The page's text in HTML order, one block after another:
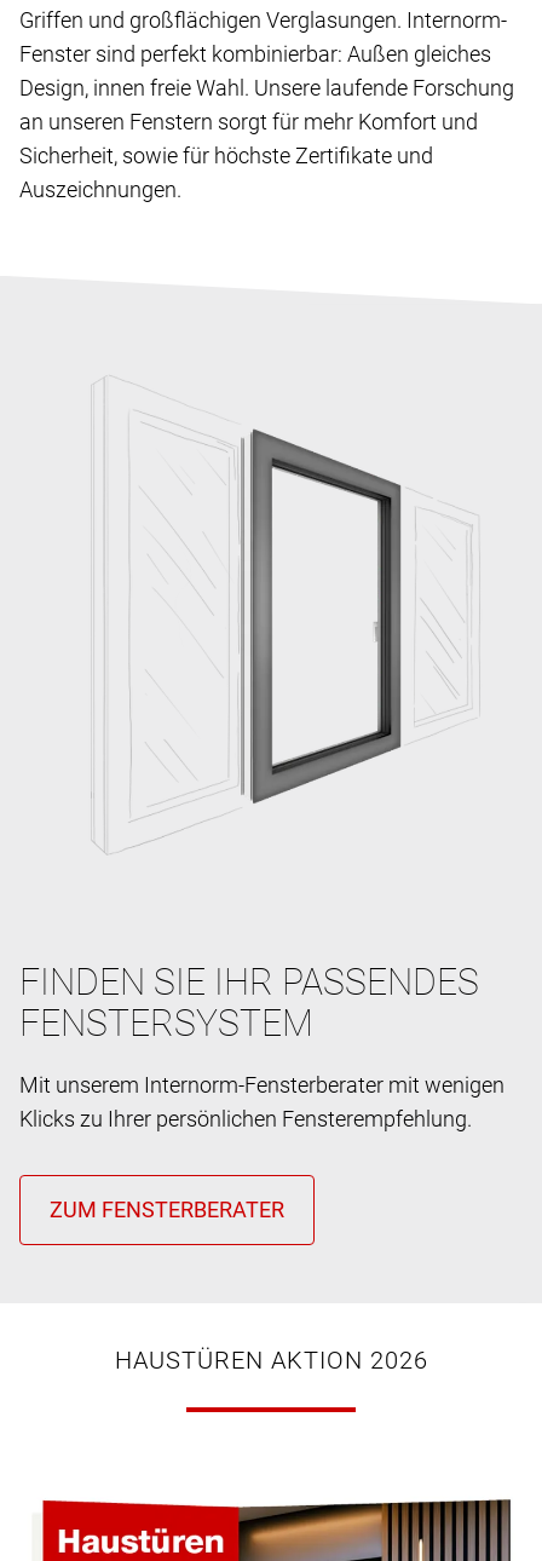
Griffen und großflächigen Verglasungen. Internorm-
Fenster sind perfekt kombinierbar: Außen gleiches
Design, innen freie Wahl. Unsere laufende Forschung
an unseren Fenstern sorgt für mehr Komfort und
Sicherheit, sowie für höchste Zertifikate und
Auszeichnungen.
FINDEN SIE IHR PASSENDES
FENSTERSYSTEM
Mit unserem Internorm-Fensterberater mit wenigen
Klicks zu Ihrer persönlichen Fensterempfehlung.
HAUSTÜREN AKTION 2026